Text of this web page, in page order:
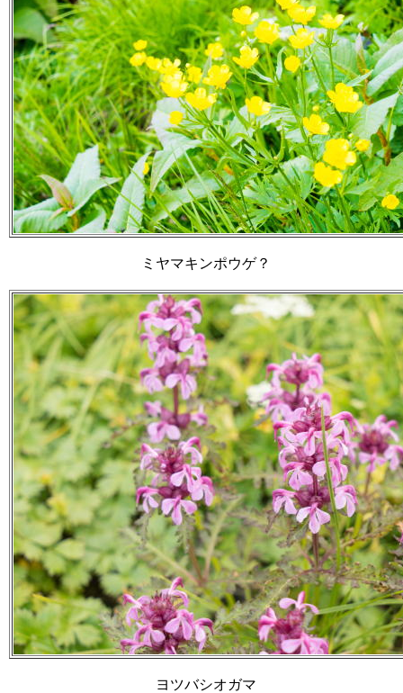
ミヤマキンポウゲ？
ヨツバシオガマ